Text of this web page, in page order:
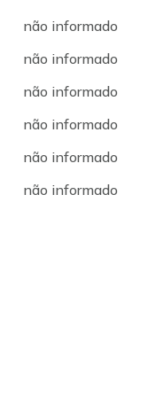
não informado
não informado
não informado
não informado
não informado
não informado